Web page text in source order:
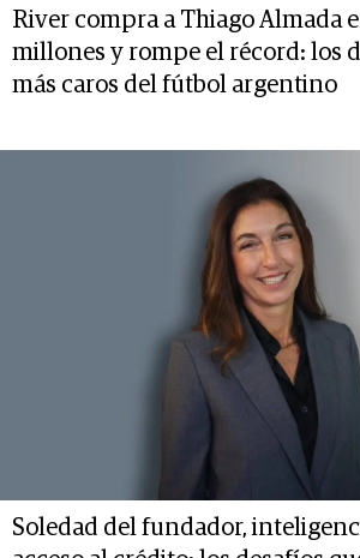
River compra a Thiago Almada
millones y rompe el récord: los
más caros del fútbol argentino
Soledad del fundador,